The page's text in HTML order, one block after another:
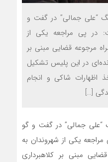
“علی جمالی” در گفت و
در پی مراجعه یکی از
مرجوعه قضایی مبنی بر
در این پلیس تشکیل
شاکی و انجام
[…]
جمالی” در گفت و گو
مراجعه یکی از شهروندان به
مبنی بر کلاهبرداری